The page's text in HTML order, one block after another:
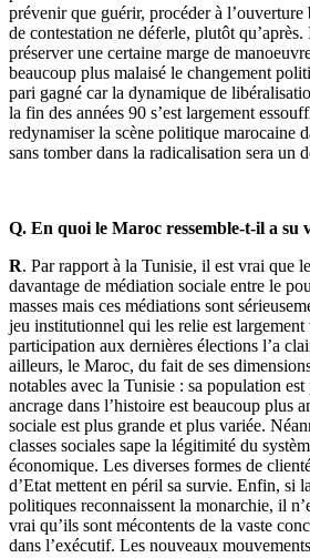
prévenir que guérir, procéder à
de contestation ne déferle, plutôt
préserver une certaine marge de
beaucoup plus malaisé le changement
pari gagné car la dynamique de
la fin des années 90 s’est largement
redynamiser la scène politique marocaine
sans tomber dans la radicalisation sera un
Q. En quoi le Maroc ressemble-t-il a su
R. Par rapport à la Tunisie, il est vrai que
davantage de médiation sociale entre le
masses mais ces médiations sont
jeu institutionnel qui les relie est
participation aux dernières élections l’a
ailleurs, le Maroc, du fait de ses
notables avec la Tunisie : sa population
ancrage dans l’histoire est beaucoup plus
sociale est plus grande et plus variée.
classes sociales sape la légitimité du
économique. Les diverses formes de
d’Etat mettent en péril sa survie. Enfin, si
politiques reconnaissent la monarchie, il
vrai qu’ils sont mécontents de la vaste
dans l’exécutif. Les nouveaux